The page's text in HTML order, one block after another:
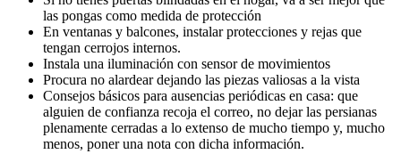
las pongas como medida de protección
En ventanas y balcones, instalar protecciones y rejas que
tengan cerrojos internos.
Instala una iluminación con sensor de movimientos
Procura no alardear dejando las piezas valiosas a la vista
Consejos básicos para ausencias periódicas en casa: que
alguien de confianza recoja el correo, no dejar las persianas
plenamente cerradas a lo extenso de mucho tiempo y, mucho
menos, poner una nota con dicha información.